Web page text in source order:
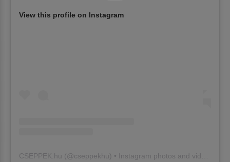
View this profile on Instagram
CSEPPEK.hu (@cseppekhu ) • Instagram photos and videos